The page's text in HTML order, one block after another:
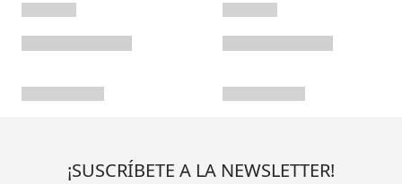
¡SUSCRÍBETE A LA NEWSLETTER!